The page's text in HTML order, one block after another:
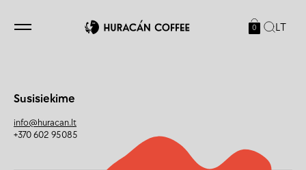
0 LT
Susisiekime
info@huracan.lt
+370 602 95085